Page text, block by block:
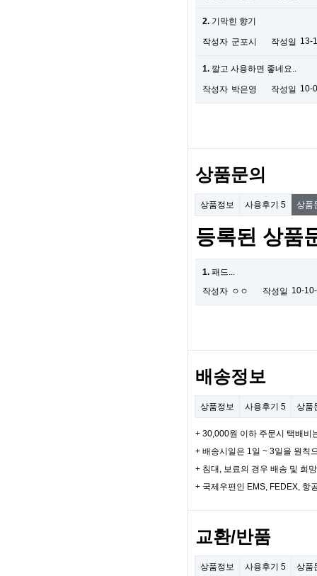
2. 기막힌 향기
작성자 군포시 작성일 13-
1. 깔고 사용하면 좋네요..
작성자 박은영 작성일 10-
상품문의
상품정보 사용후기 5 상품
등록된 상품
1. 패드...
작성자 ㅇㅇ 작성일 10-
배송정보
상품정보 사용후기 5 상품
+ 30,000원 이하 주문시 택배비
+ 배송시일은 1일 ~ 3일을 원칙
+ 침대, 보료의 경우 배송 및 희
+ 국제우편인 EMS, FEDEX, 항
교환/반품
상품정보 사용후기 5 상품